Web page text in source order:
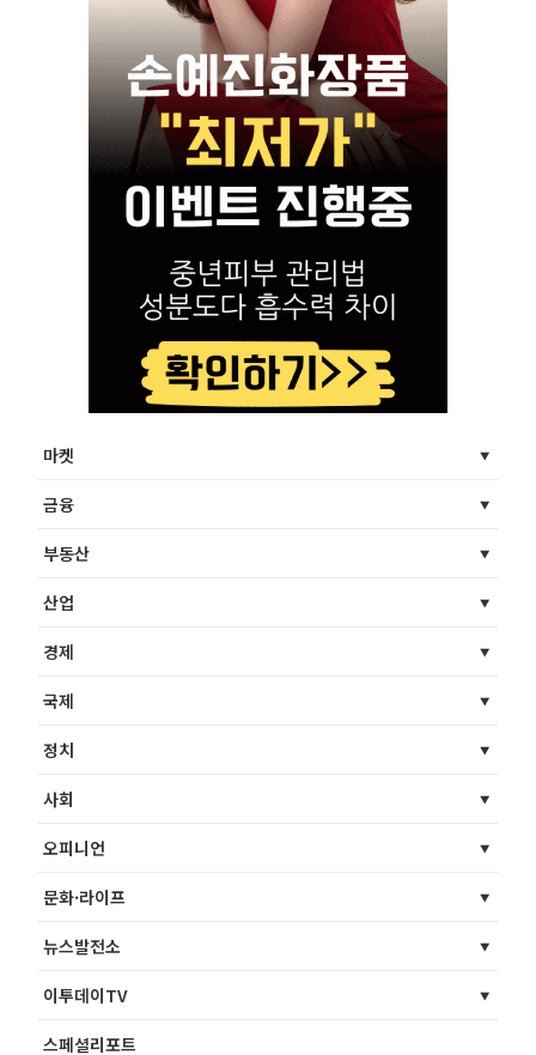
마켓
금융
부동산
산업
경제
국제
정치
사회
오피니언
문화·라이프
뉴스발전소
이투데이TV
스페셜리포트